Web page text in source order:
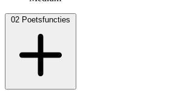
02 Poetsfuncties